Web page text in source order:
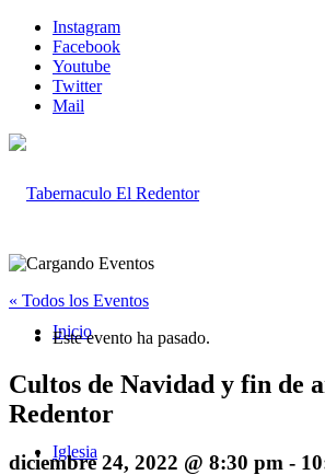
Instagram
Facebook
Youtube
Twitter
Mail
Inicio
Iglesia
« Todos los Eventos
Este evento ha pasado.
Cultos de Navidad y fin de
Redentor
diciembre 24, 2022 @ 8:30 pm -